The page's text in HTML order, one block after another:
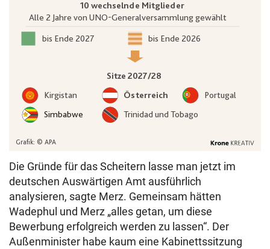
Die Gründe für das Scheitern lasse man jetzt im
deutschen Auswärtigen Amt ausführlich
analysieren, sagte Merz. Gemeinsam hätten
Wadephul und Merz „alles getan, um diese
Bewerbung erfolgreich werden zu lassen“. Der
Außenminister habe kaum eine Kabinettssitzung